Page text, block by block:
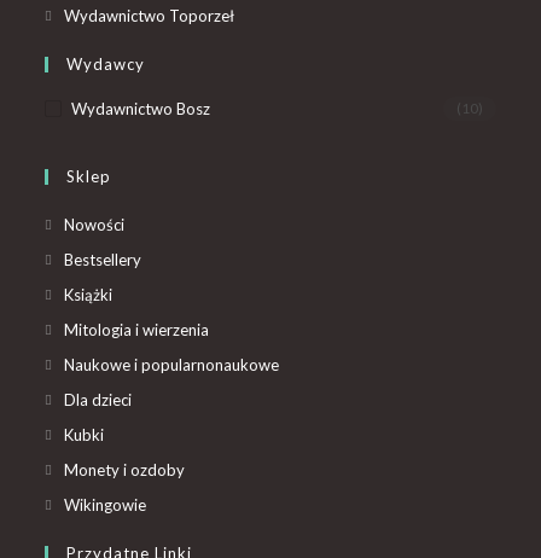
Wydawnictwo Toporzeł
Wydawcy
Wydawnictwo Bosz (10)
Sklep
Nowości
Bestsellery
Książki
Mitologia i wierzenia
Naukowe i popularnonaukowe
Dla dzieci
Kubki
Monety i ozdoby
Wikingowie
Przydatne Linki